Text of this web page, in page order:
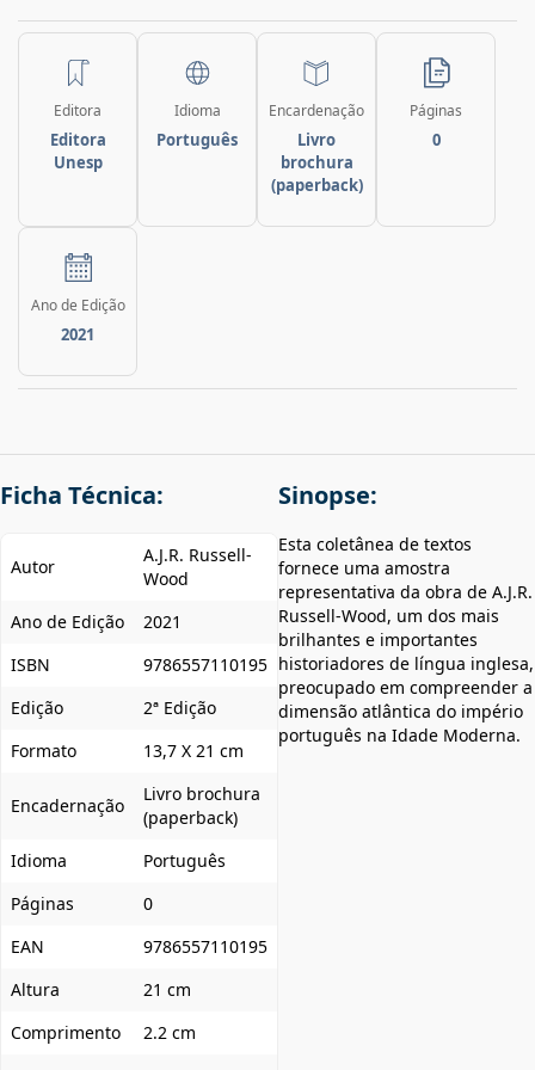
Editora
Editora
Unesp
Idioma
Português
Encardenação
Livro
brochura
(paperback)
Páginas
0
Ano de Edição
2021
Ficha Técnica:
Autor
A.J.R. Russell-
Wood
Ano de Edição
2021
ISBN
9786557110195
Edição
2ª Edição
Formato
13,7 X 21 cm
Encadernação
Livro brochura
(paperback)
Idioma
Português
Páginas
0
EAN
9786557110195
Altura
21 cm
Comprimento
2.2 cm
Sinopse:
Esta coletânea de textos
fornece uma amostra
representativa da obra de A.J.R.
Russell-Wood, um dos mais
brilhantes e importantes
historiadores de língua inglesa,
preocupado em compreender a
dimensão atlântica do império
português na Idade Moderna.